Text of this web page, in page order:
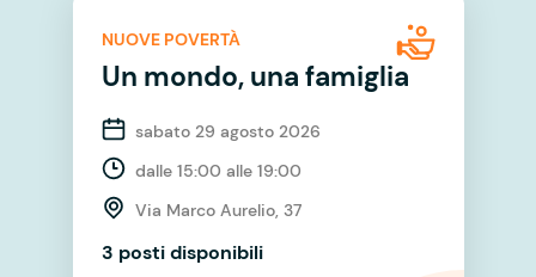
NUOVE POVERTÀ
Un mondo, una famiglia
sabato 29 agosto 2026
dalle 15:00 alle 19:00
Via Marco Aurelio, 37
3 posti disponibili